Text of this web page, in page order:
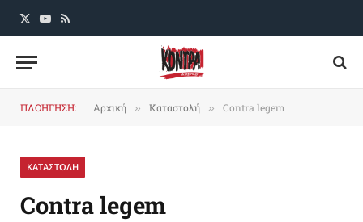
X
YouTube
RSS
ΠΛΟΗΓΗΣΗ: Αρχική » Καταστολή » Contra legem
ΚΑΤΑΣΤΟΛΗ
Contra legem